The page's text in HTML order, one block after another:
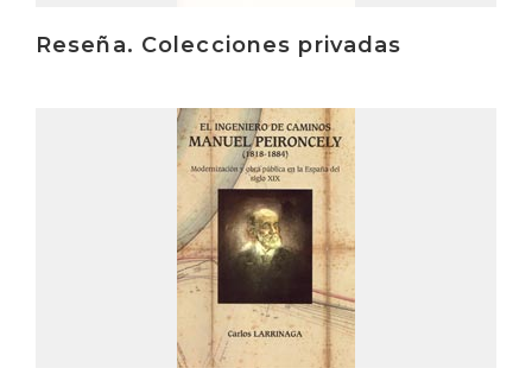
Reseña. Colecciones privadas